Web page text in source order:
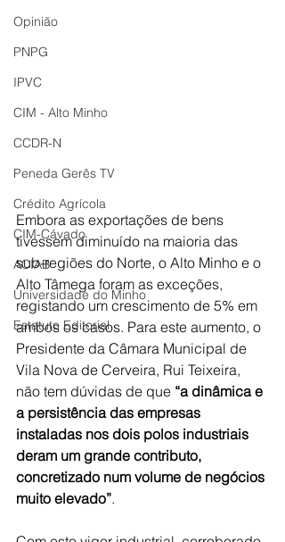
Opinião
PNPG
IPVC
CIM - Alto Minho
CCDR-N
Peneda Gerês TV
Crédito Agrícola
CIM-Cávado
ACIAB
Universidade do Minho
Estatuto Editorial
Embora as exportações de bens
tivessem diminuído na maioria das
sub-regiões do Norte, o Alto Minho e o
Alto Tâmega foram as exceções,
registando um crescimento de 5% em
ambos os casos. Para este aumento, o
Presidente da Câmara Municipal de
Vila Nova de Cerveira, Rui Teixeira,
não tem dúvidas de que “a dinâmica e
a persistência das empresas
instaladas nos dois polos industriais
deram um grande contributo,
concretizado num volume de negócios
muito elevado”.